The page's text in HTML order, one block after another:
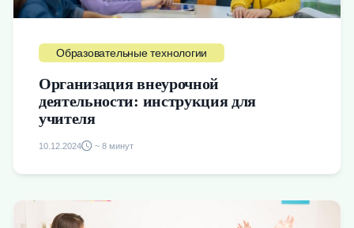
Образовательные технологии
Организация внеурочной
деятельности: инструкция для
учителя
10.12.2024 ~ 8 минут